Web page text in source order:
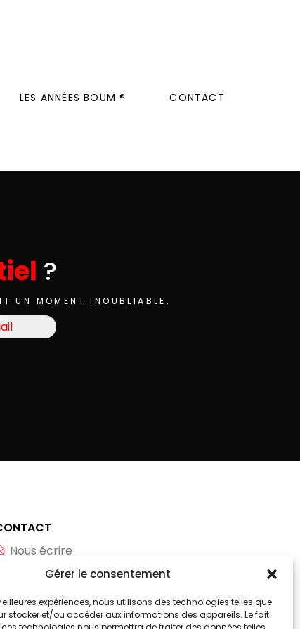
Gérer le consentement
expériences, nous utilisons des technologies telles que
stocker et/ou accéder aux informations des appareils. Le fait
LES ANNÉES BOUM ® CONTACT
?
UN MOMENT INOUBLIABLE.
Nous écrire
Whatsapp
Téléphone